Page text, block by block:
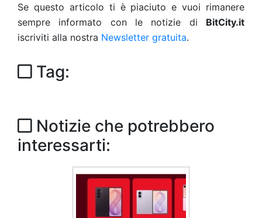
Se questo articolo ti è piaciuto e vuoi rimanere
sempre informato con le notizie di BitCity.it
iscriviti alla nostra Newsletter gratuita.
Tag:
Notizie che potrebbero
interessarti: